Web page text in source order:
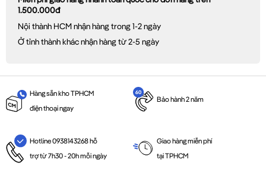
1.500.000đ
Nội thành HCM nhận hàng trong 1-2 ngày
Ở tỉnh thành khác nhận hàng từ 2-5 ngày
Hàng sẵn kho TPHCM
điện thoại ngay
Bảo hành 2 năm
Hotline 0938143268 hỗ
trợ từ 7h30 - 20h mỗi ngày
Giao hàng miễn phí
tại TPHCM